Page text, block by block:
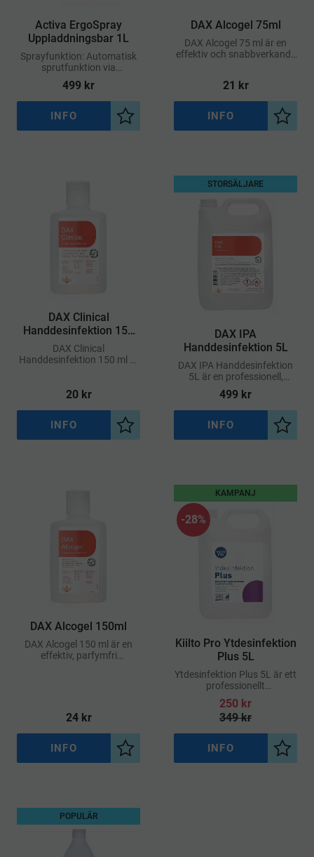
Activa ErgoSpray
Uppladdningsbar 1L
Sprayfunktion: Automatisk
sprutfunktion via
knapptryck – jämn och
konstant dimma
499 kr
Lägg till i önskelista
INFO
​DAX Alcogel 75ml
DAX Alcogel 75 ml är en
effektiv och snabbverkande
21 kr
Lägg
INFO
DAX Clinical
Handdesinfektion 150
ml
DAX Clinical
Handdesinfektion 150 ml är
uppfyller kraven för både
20kr
Lägg till i önskelista
INFO
DAX IPA
Handdesinfektion 5L
DAX IPA Handdesinfektion
5L är en professionell,
parfymfri handdesinfektion
baserad på 70 vol%
isopropanol
499 kr
STORSÄLJARE
Lägg
INFO
DAX Alcogel 150ml
DAX Alcogel 150 ml är en
effektiv, parfymfri
höljeförsedda virus
24kr
Lägg till i önskelista
INFO
Kiilto Pro Ytdesinfektion
Plus 5L
Ytdesinfektion Plus 5L är ett
professionellt
desinfektionsmedel för
effektiv rengöring av ytor i
miljöer med höga
hygienkrav
250 kr
349kr
28%
KAMPANJ
Lägg
INFO
POPULÄR